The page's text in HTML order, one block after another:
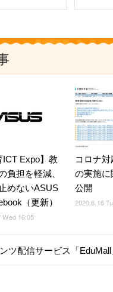
ICT Expo】教
負担を軽減、
めないASUS
（更新）
Wed 16:05
コロナ
の実施に
公開
2020.6.16
ツ配信サービス「EduMall